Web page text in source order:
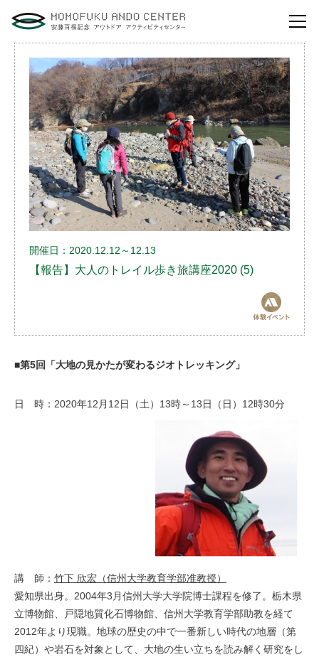
自然体験活動とは？
安藤百福センターの 役割とビジョン
研修・講演
体験イベント
安藤百福センターのご案内
お問い合わせ
開催日：2020.12.12～12.13
【報告】大人のトレイル歩き旅講座2020 (5)
■第5回「大地の見かたが変わるジオトレッキング」
日 時：2020年12月12日（土）13時～13日（日）12時30分
講 師： 竹下 欣宏（信州大学教育学部准教授）
愛知県出身。2004年3月信州大学大学院博士課程を修了。栃木県
立博物館、戸隠地質化石博物館、信州大学教育学部助教を経て
2012年より現職。地球の歴史の中で一番新しい時代の地層（第
四紀）や岩石を対象として、大地の生い立ちを読み解く研究をし